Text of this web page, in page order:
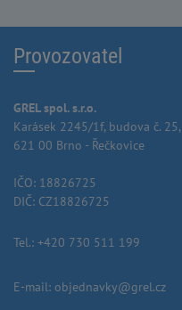
Provozovatel
GREL spol. s.r.o.
Karásek 2245/1f, budova č. 25,
621 00 Brno - Řečkovice
IČO: 18826725
DIČ: CZ18826725
Tel.: +420 730 511 199
E-mail: objednavky@grel.cz